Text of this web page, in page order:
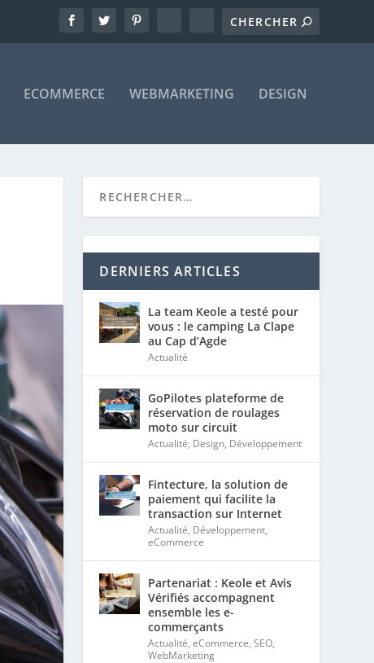
ECOMMERCE WEBMARKETING DESIGN
DERNIERS ARTICLES
La team Keole a testé pour
vous : le camping La Clape
au Cap d’Agde
Actualité
GoPilotes plateforme de
réservation de roulages
moto sur circuit
Actualité, Design, Développement
Fintecture, la solution de
paiement qui facilite la
transaction sur Internet
Actualité, Développement,
eCommerce
Partenariat : Keole et Avis
Vérifiés accompagnent
ensemble les e-
commerçants
Actualité,eCommerce,SEO,
WebMarketing